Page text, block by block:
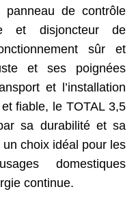
panneau de contrôle
et disjoncteur de
sûr et
et ses poignées
et l’installation
fiable, le TOTAL 3,5
sa durabilité et sa
choix idéal pour les
domestiques
continue.